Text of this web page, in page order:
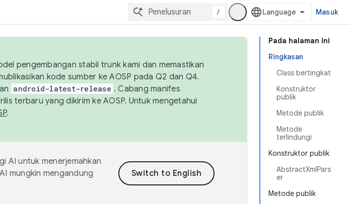
/ Masuk
Pada halaman ini
Ringkasan
Class bertingkat
Konstruktor
publik
Metode publik
Metode
terlindungi
Konstruktor publik
AbstractXmlPars
er
Metode publik
pengembangan stabil trunk kami dan memastikan
kode sumber ke AOSP pada Q2 dan Q4.
android-latest-release . Cabang manifes
terbaru yang dikirim ke AOSP. Untuk mengetahui
.
AI untuk menerjemahkan
mungkin mengandung